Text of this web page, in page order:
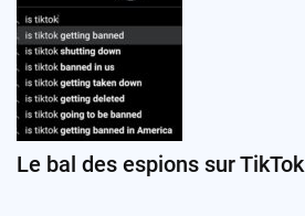
Le bal des espions sur TikTok